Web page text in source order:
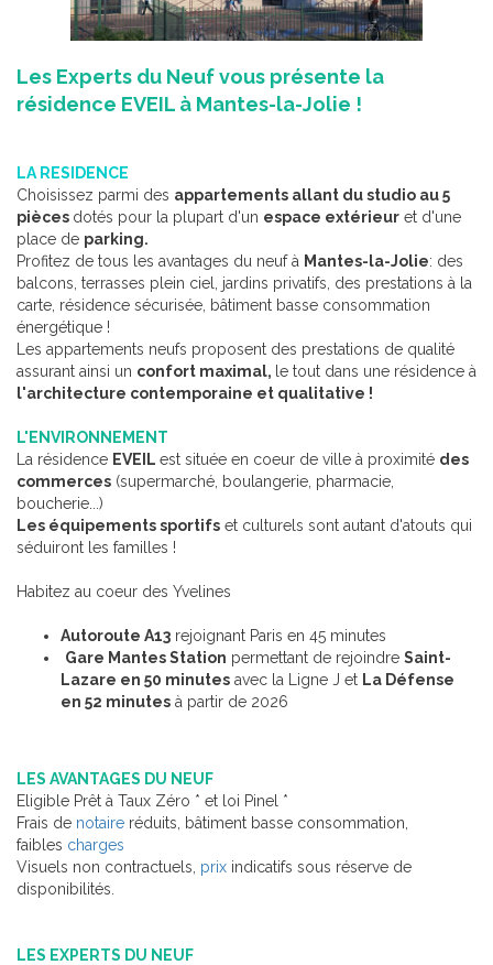
Les Experts du Neuf vous présente la
résidence EVEIL à Mantes-la-Jolie !
LA RESIDENCE
Choisissez parmi des appartements allant du studio au 5
pièces dotés pour la plupart d'un espace extérieur et d'une
place de parking.
Profitez de tous les avantages du neuf à Mantes-la-Jolie: des
balcons, terrasses plein ciel, jardins privatifs, des prestations à la
carte, résidence sécurisée, bâtiment basse consommation
énergétique !
Les appartements neufs proposent des prestations de qualité
assurant ainsi un confort maximal, le tout dans une résidence à
l'architecture contemporaine et qualitative !
L'ENVIRONNEMENT
La résidence EVEIL est située en coeur de ville à proximité des
commerces (supermarché, boulangerie, pharmacie,
boucherie...)
Les équipements sportifs et culturels sont autant d'atouts qui
séduiront les familles !
Habitez au coeur des Yvelines
Autoroute A13 rejoignant Paris en 45 minutes
Gare Mantes Station permettant de rejoindre Saint-
Lazare en 50 minutes avec la Ligne J et La Défense
en 52 minutes à partir de 2026
LES AVANTAGES DU NEUF
Eligible Prêt à Taux Zéro * et loi Pinel *
Frais de notaire réduits, bâtiment basse consommation,
faibles charges
Visuels non contractuels, prix indicatifs sous réserve de
disponibilités.
LES EXPERTS DU NEUF